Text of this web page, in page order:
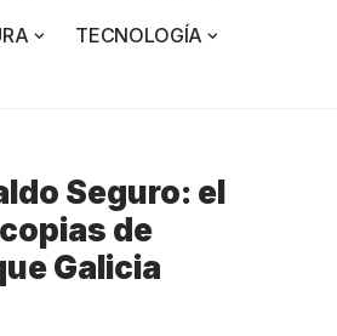
TECNOLOGÍA
Seguro: el
de
Galicia